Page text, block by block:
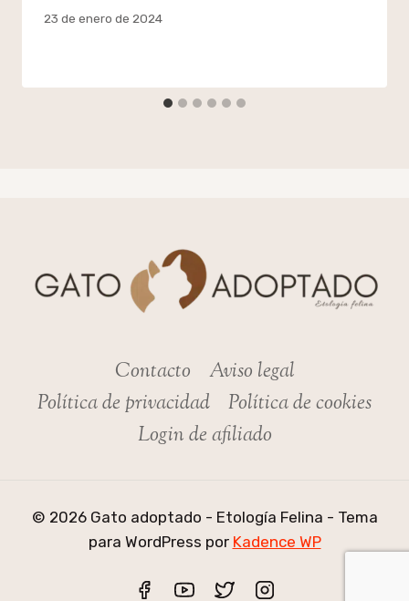
Por
23 de enero de 2024
Contacto
Aviso legal
Política de privacidad
Política de cookies
Login de afiliado
© 2026 Gato adoptado - Etología Felina - Tema
para WordPress por Kadence WP